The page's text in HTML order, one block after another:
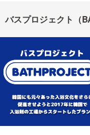
特集から探す
ビューティジャーナル
バスプロジェクト（